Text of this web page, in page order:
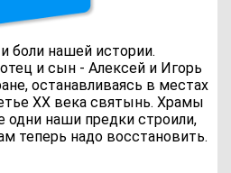
боли нашей истории.
и сын - Алексей и Игорь
останавливаясь в местах
ХХ века святынь. Храмы
одни наши предки строили,
теперь надо восстановить.